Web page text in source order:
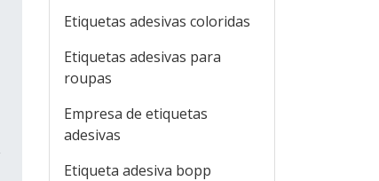
Etiquetas adesivas coloridas
Etiquetas adesivas para
roupas
Empresa de etiquetas
adesivas
Etiqueta adesiva bopp